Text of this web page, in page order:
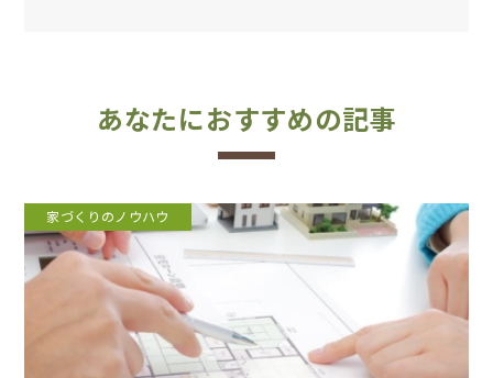
あなたにおすすめの記事
家づくりのノウハウ